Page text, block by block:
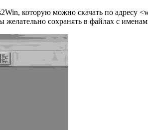
которую можно скачать по адресу
сохранять в файлах с